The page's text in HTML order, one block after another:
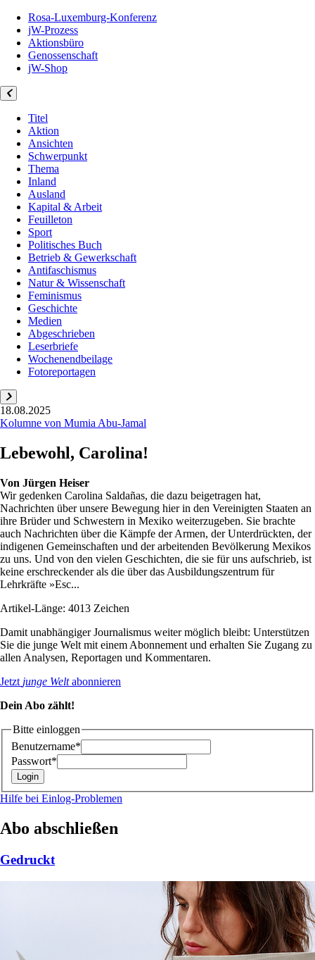
Rosa-Luxemburg-Konferenz
jW-Prozess
Aktionsbüro
Genossenschaft
jW-Shop
Titel
Aktion
Ansichten
Schwerpunkt
Thema
Inland
Ausland
Kapital & Arbeit
Feuilleton
Sport
Politisches Buch
Betrieb & Gewerkschaft
Antifaschismus
Natur & Wissenschaft
Feminismus
Geschichte
Medien
Abgeschrieben
Leserbriefe
Wochenendbeilage
Fotoreportagen
18.08.2025
Kolumne von Mumia Abu-Jamal
Lebewohl, Carolina!
Von Jürgen Heiser
Wir gedenken Carolina Saldañas, die dazu beigetragen hat,
Nachrichten über unsere Bewegung hier in den Vereinigten Staaten an
ihre Brüder und Schwestern in Mexiko weiterzugeben. Sie brachte
auch Nachrichten über die Kämpfe der Armen, der Unterdrückten, der
indigenen Gemeinschaften und der arbeitenden Bevölkerung Mexikos
zu uns. Und von den vielen Geschichten, die sie für uns aufschrieb, ist
keine erschreckender als die über das Ausbildungszentrum für
Lehrkräfte »Esc...
Artikel-Länge: 4013 Zeichen
Damit unabhängiger Journalismus weiter möglich bleibt: Unterstützen
Sie die junge Welt mit einem Abonnement und erhalten Sie Zugang zu
allen Analysen, Reportagen und Kommentaren.
Jetzt junge Weltabonnieren
Dein Abo zählt!
Bitte einloggen
Benutzername*
Passwort*
Hilfe bei Einlog-Problemen
Abo abschließen
Gedruckt